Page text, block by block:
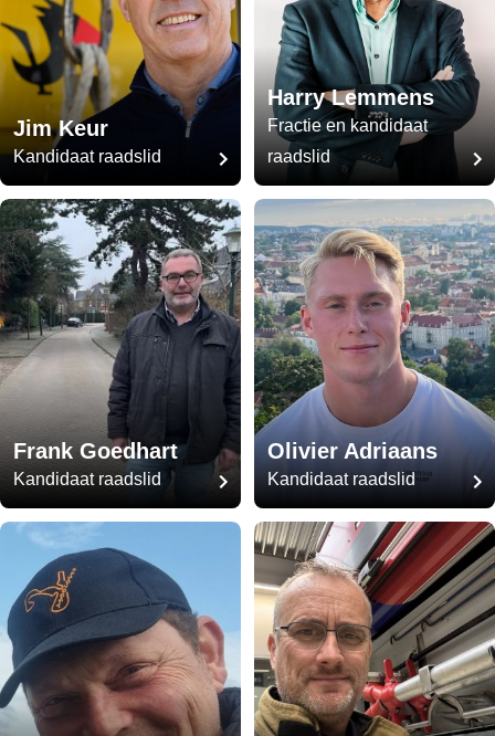
Jim Keur
Kandidaat raadslid
Harry Lemmens
Fractie en kandidaat
raadslid
Frank Goedhart
Kandidaat raadslid
Olivier Adriaans
Kandidaat raadslid